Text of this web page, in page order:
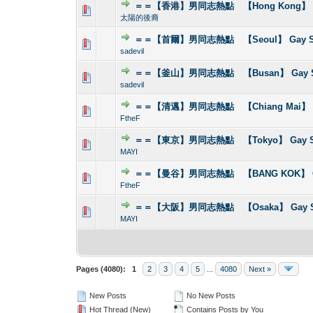
＝＝【香港】男同志熱點 【Hong Kong】
太陽的後裔
1 Vote(s) - 1
＝＝【首爾】男同志熱點 【Seoul】 Gay
sadevil
0 Vote(s) - 0 out 1
＝＝【釜山】男同志熱點 【Busan】 Gay
sadevil
0 Vote(s) - 0 out1
＝＝【清邁】男同志熱點 【Chiang Mai】
FtheF
0 Vote(s) - 0 out
＝＝【東京】男同志熱點 【Tokyo】 Gay
MAYI
0 Vote(s) - 0 out1
＝＝【曼谷】男同志熱點 【BANG KOK】
FtheF
0 Vote(s) - 0 out
＝＝【大阪】男同志熱點 【Osaka】 Gay
MAYI
0 Vote(s) - 0 out1
Pages (4080): 1 2 3 4 5 4080 Next »
New Posts
Hot Thread (New)
No New Posts
Contains Posts by You